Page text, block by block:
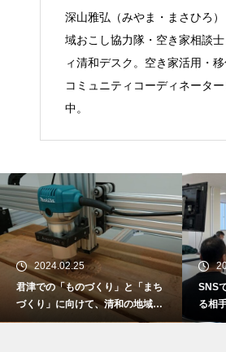
深山雅弘（みやま・まさひろ
域おこし協力隊・空き家相談
ィ清和デスク。空き家活用・
コミュニティコーディネータ
中。
2024.02.25
君津での「ものづくり」と「まち
づくり」に向けて、清和の地域資
源を活用した木工アートの創造。
SNS
る相
の活